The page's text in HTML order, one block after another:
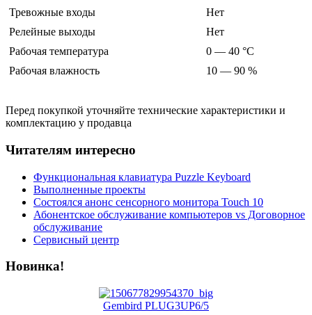
Тревожные входы
Нет
Релейные выходы
Нет
Рабочая температура
0 — 40 °С
Рабочая влажность
10 — 90 %
Перед покупкой уточняйте технические характеристики и
комплектацию у продавца
Читателям интересно
Функциональная клавиатура Puzzle Keyboard
Выполненные проекты
Состоялся анонс сенсорного монитора Touch 10
Абонентское обслуживание компьютеров vs Договорное
обслуживание
Сервисный центр
Новинка!
Gembird PLUG3UP6/5